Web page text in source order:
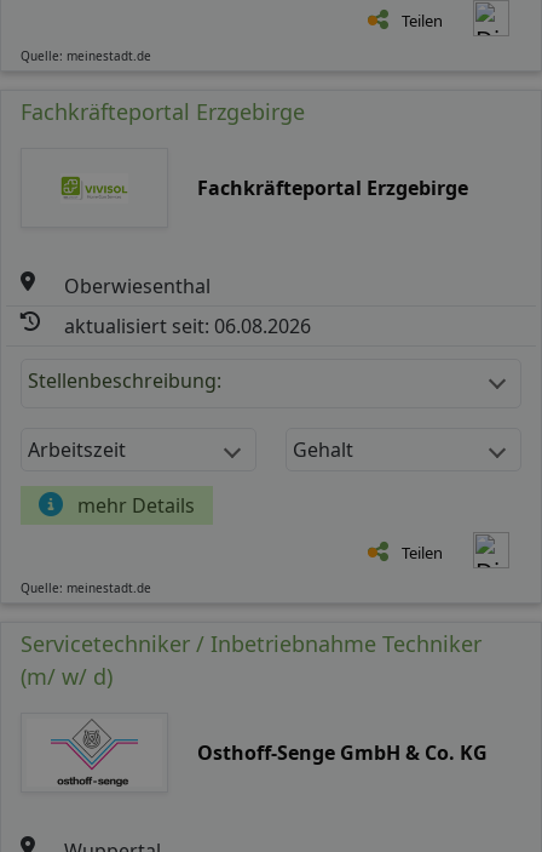
Teilen
Quelle: meinestadt.de
Fachkräfteportal Erzgebirge
Fachkräfteportal Erzgebirge
Oberwiesenthal
aktualisiert seit: 06.08.2026
Stellenbeschreibung:
Arbeitszeit Gehalt
mehr Details
Teilen
Quelle: meinestadt.de
Servicetechniker / Inbetriebnahme Techniker
(m/ w/ d)
Osthoff-Senge GmbH & Co. KG